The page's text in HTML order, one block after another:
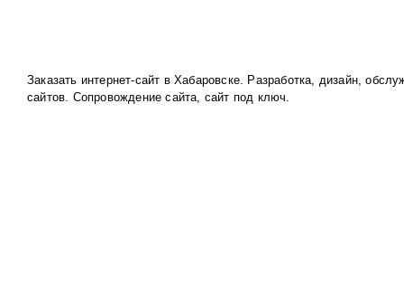
Заказать интернет-сайт в Хабаровске. Разработка, дизайн,
сайтов. Сопровождение сайта, сайт под ключ.